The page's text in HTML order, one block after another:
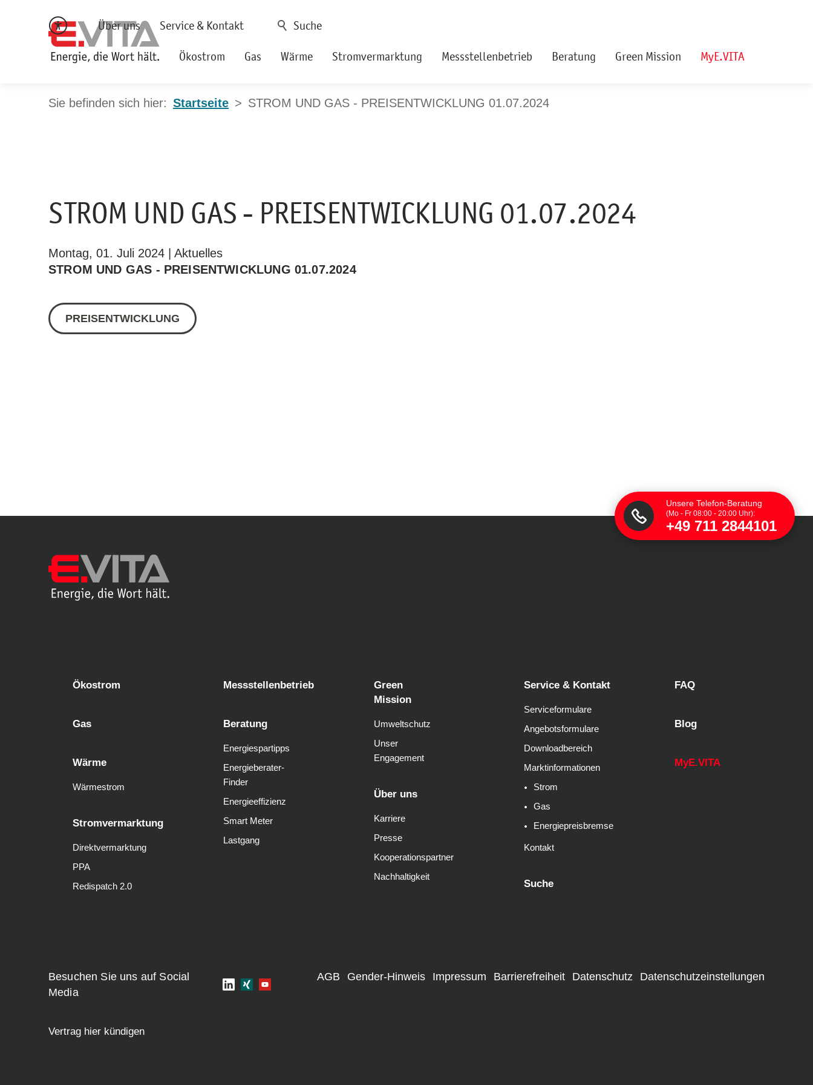
Über uns Service & Kontakt
Ökostrom Gas Wärme Stromvermarktung Messstellenbetrieb Beratung Green Mission MyE.VITA
Startseite STROM UND GAS - PREISENTWICKLUNG 01.07.2024
STROM UND GAS - PREISENTWICKLUNG 01.07.2024
Montag, 01. Juli 2024 | Aktuelles
STROM UND GAS - PREISENTWICKLUNG 01.07.2024
PREISENTWICKLUNG
Ökostrom
Gas
Wärme
Wärmestrom
Stromvermarktung
Direktvermarktung
PPA
Redispatch 2.0
Messstellenbetrieb
Beratung
Energiespartipps
Energieberater-
Finder
Energieeffizienz
Smart Meter
Lastgang
Green
Mission
Umweltschutz
Unser
Engagement
Über uns
Karriere
Presse
Kooperationspartner
Nachhaltigkeit
Service & Kontakt
Serviceformulare
Angebotsformulare
Downloadbereich
Marktinformationen
Strom
Gas
Energiepreisbremse
Kontakt
Suche
FAQ
Blog
MyE.VITA
Besuchen Sie uns auf Social
Media
AGB Gender-Hinweis Impressum Barrierefreiheit Datenschutz Datenschutzeinstellungen
Unsere Telefon-Beratung
(Mo - Fr 08:00 - 20:00 Uhr):
+49 711 2844101
Vertrag hier kündigen